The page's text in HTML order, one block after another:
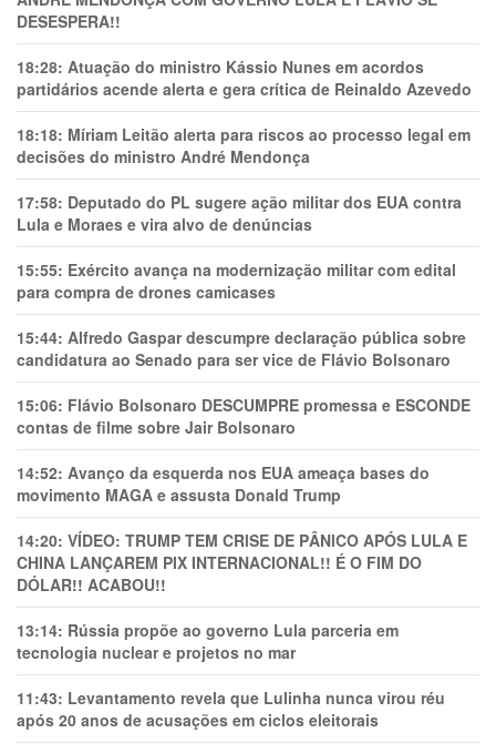
DESESPERA!!
18:28: Atuação do ministro Kássio Nunes em acordos
partidários acende alerta e gera crítica de Reinaldo Azevedo
18:18: Míriam Leitão alerta para riscos ao processo legal em
decisões do ministro André Mendonça
17:58: Deputado do PL sugere ação militar dos EUA contra
Lula e Moraes e vira alvo de denúncias
15:55: Exército avança na modernização militar com edital
para compra de drones camicases
15:44: Alfredo Gaspar descumpre declaração pública sobre
candidatura ao Senado para ser vice de Flávio Bolsonaro
15:06: Flávio Bolsonaro DESCUMPRE promessa e ESCONDE
contas de filme sobre Jair Bolsonaro
14:52: Avanço da esquerda nos EUA ameaça bases do
movimento MAGA e assusta Donald Trump
14:20: VÍDEO: TRUMP TEM CRlSE DE PÂNlCO APÓS LULA E
CHINA LANÇAREM PIX INTERNACIONAL!! É O FIM DO
DÓLAR!! ACABOU!!
13:14: Rússia propõe ao governo Lula parceria em
tecnologia nuclear e projetos no mar
11:43: Levantamento revela que Lulinha nunca virou réu
após 20 anos de acusações em ciclos eleitorais